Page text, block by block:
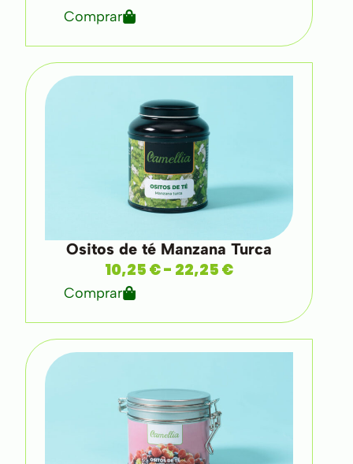
Comprar
Ositos de té Manzana Turca
10,25€- 22,25€
Comprar